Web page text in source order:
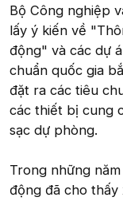
Bộ Công nghiệp
lấy ý kiến về
động" và các dự
chuẩn quốc gia
đặt ra các tiêu
các thiết bị cung
sạc dự phòng.
Trong những
động đã cho